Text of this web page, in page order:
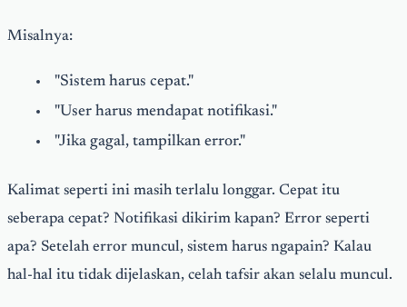
Misalnya:
"Sistem harus cepat."
"User harus mendapat notifikasi."
"Jika gagal, tampilkan error."
Kalimat seperti ini masih terlalu longgar. Cepat itu
seberapa cepat? Notifikasi dikirim kapan? Error seperti
apa? Setelah error muncul, sistem harus ngapain? Kalau
hal-hal itu tidak dijelaskan, celah tafsir akan selalu muncul.